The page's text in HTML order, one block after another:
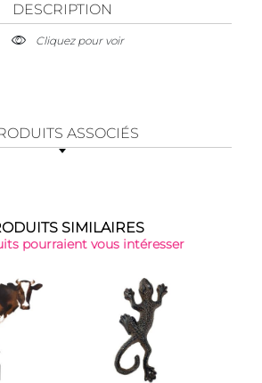
DESCRIPTION
Cliquez pour voir
ASSOCIÉS
SIMILAIRES
pourraient vous intéresser